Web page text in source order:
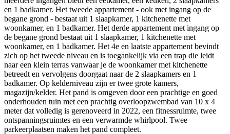
en 1 badkamer. Het tweede appartement - ook met ingang op de
begane grond - bestaat uit 1 slaapkamer, 1 kitchenette met
woonkamer, en 1 badkamer. Het derde appartement met ingang op
de begane grond bestaat uit 1 slaapkamer, 1 kitchenette met
woonkamer, en 1 badkamer. Het 4e en laatste appartement bevindt
zich op het tweede niveau en is toegankelijk via een trap die leidt
naar een klein terras vanwaar je de woonkamer met kitchenette
betreedt en vervolgens doorgaat naar de 2 slaapkamers en 1
badkamer. Op kelderniveau zijn er twee grote kamers,
magazijn/kelder. Het pand is omgeven door een prachtige en goed
onderhouden tuin met een prachtig overloopzwembad van 10 x 4
meter dat volledig is gerenoveerd in 2022, een fitnessruimte, twee
ontspanningsruimtes en een verwarmde whirlpool. Twee
parkeerplaatsen maken het pand compleet.